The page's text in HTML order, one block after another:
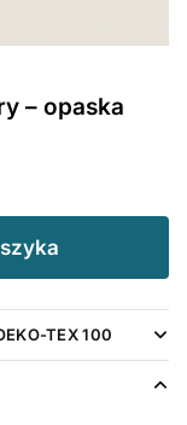
– opaska
TEX 100